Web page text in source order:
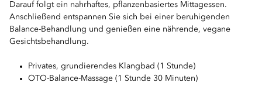
Darauf folgt ein nahrhaftes, pflanzenbasiertes Mittagessen.
Anschließend entspannen Sie sich bei einer beruhigenden
Balance-Behandlung und genießen eine nährende, vegane
Gesichtsbehandlung.
Privates, grundierendes Klangbad (1 Stunde)
OTO-Balance-Massage (1 Stunde 30 Minuten)